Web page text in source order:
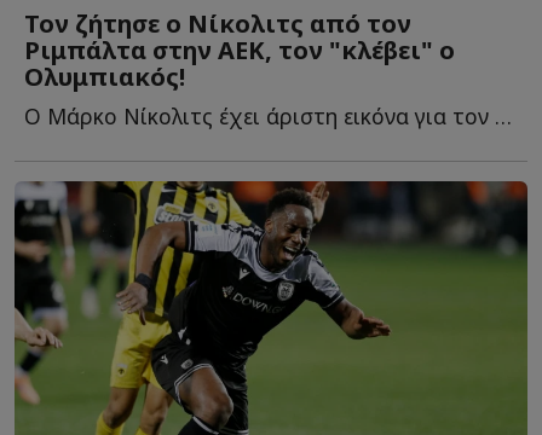
Τον ζήτησε ο Νίκολιτς από τον
Ριμπάλτα στην ΑΕΚ, τον "κλέβει" ο
Ολυμπιακός!
Ο Μάρκο Νίκολιτς έχει άριστη εικόνα για τον παίκτη κ...